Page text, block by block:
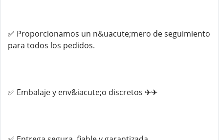
✅ Proporcionamos un n&uacute;mero de seguimiento
para todos los pedidos.
✅ Embalaje y env&iacute;o discretos ✈✈